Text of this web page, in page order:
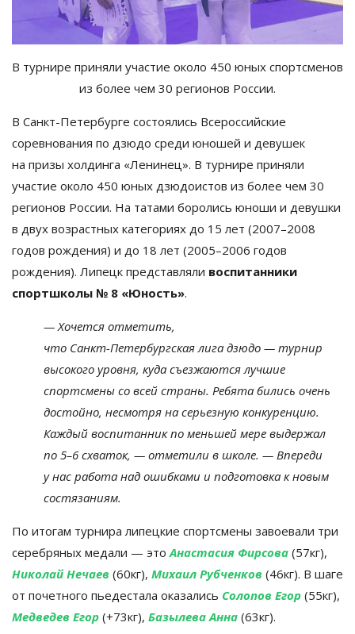
В турнире приняли участие около 450 юных спортсменов
из более чем 30 регионов России.
В Санкт-Петербурге состоялись Всероссийские
соревнования по дзюдо среди юношей и девушек
на призы холдинга «Ленинец». В турнире приняли
участие около 450 юных дзюдоистов из более чем 30
регионов России. На татами боролись юноши и девушки
в двух возрастных категориях до 15 лет (2007–2008
годов рождения) и до 18 лет (2005–2006 годов
рождения). Липецк представляли воспитанники
спортшколы № 8 «Юность».
— Хочется отметить,
что Санкт-Петербургская лига дзюдо — турнир
высокого уровня, куда съезжаются лучшие
спортсмены со всей страны. Ребята бились очень
достойно, несмотря на серьезную конкуренцию.
Каждый воспитанник по меньшей мере выдержал
по 5–6 схваток, — отметили в школе. — Впереди
у нас работа над ошибками и подготовка к новым
состязаниям.
По итогам турнира липецкие спортсмены завоевали три
серебряных медали — это Анастасия Фирсова (57кг),
Николай Нечаев (60кг), Михаил Рубченков (46кг). В шаге
от почетного пьедестала оказались Солопов Егор (55кг),
Медведев Егор (+73кг), Базылева Анна (63кг).